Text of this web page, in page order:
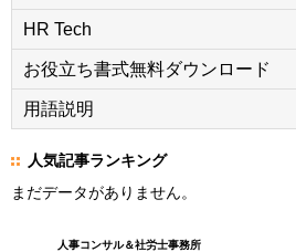
HR Tech
お役立ち書式無料ダウンロード
用語説明
人気記事ランキング
まだデータがありません。
人事コンサル＆社労士事務所